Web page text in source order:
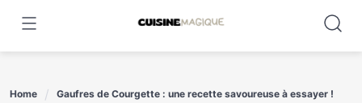
content
Home Gaufres de Courgette : une recette savoureuse à essayer !